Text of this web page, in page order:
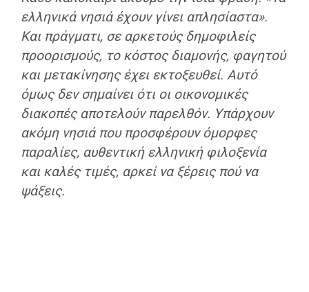
ελληνικά νησιά έχουν γίνει απλησίαστα».
Και πράγματι, σε αρκετούς δημοφιλείς
προορισμούς, το κόστος διαμονής, φαγητού
και μετακίνησης έχει εκτοξευθεί. Αυτό
όμως δεν σημαίνει ότι οι οικονομικές
διακοπές αποτελούν παρελθόν. Υπάρχουν
ακόμη νησιά που προσφέρουν όμορφες
παραλίες, αυθεντική ελληνική φιλοξενία
και καλές τιμές, αρκεί να ξέρεις πού να
ψάξεις.